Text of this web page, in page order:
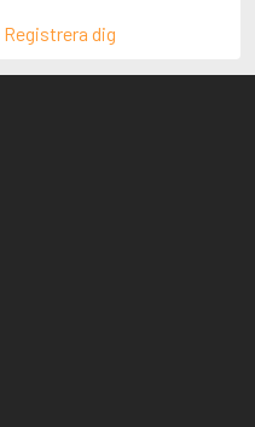
Registrera dig